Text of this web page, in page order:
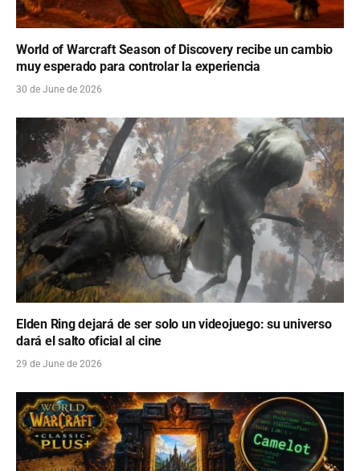
World of Warcraft Season of Discovery recibe un cambio
muy esperado para controlar la experiencia
30 de June de 2026
Elden Ring dejará de ser solo un videojuego: su universo
dará el salto oficial al cine
29 de June de 2026